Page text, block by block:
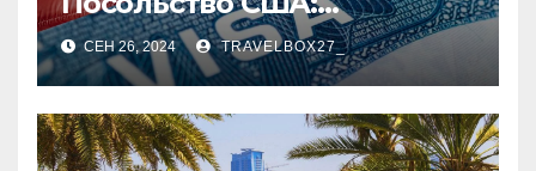
Пошаговое руководство
СЕН 26, 2024 TRAVELBOX27_